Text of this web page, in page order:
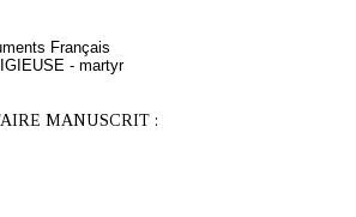
Français
- martyr
MANUSCRIT :